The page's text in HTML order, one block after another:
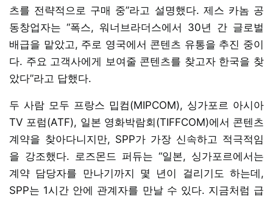
츠를 전략적으로 구매 중”라고 설명했다. 제스 카놈 공
동창업자는 “폭스, 워너브라더스에서 30년 간 글로벌
배급을 맡았고, 주로 영국에서 콘텐츠 유통을 추진 중이
다. 주요 고객사에게 보여줄 콘텐츠를 찾고자 한국을 찾
았다”라고 답했다.
두 사람 모두 프랑스 밉컴(MIPCOM), 싱가포르 아시아
TV 포럼(ATF), 일본 영화박람회(TIFFCOM)에서 콘텐츠
계약을 찾아다니지만, SPP가 가장 신속하고 적극적임
을 강조했다. 로즈몬드 퍼듀는 “일본, 싱가포르에서는
계약 담당자를 만나기까지 몇 년이 걸리기도 하는데,
SPP는 1시간 안에 관계자를 만날 수 있다. 지금처럼 급